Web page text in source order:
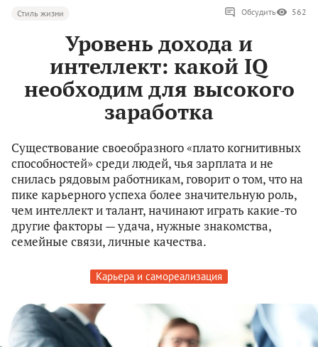
Стиль жизни Обсудить 562
Уровень дохода и
интеллект: какой IQ
необходим для высокого
заработка
Существование своеобразного «плато когнитивных
способностей» среди людей, чья зарплата и не
снилась рядовым работникам, говорит о том, что на
пике карьерного успеха более значительную роль,
чем интеллект и талант, начинают играть какие-то
другие факторы — удача, нужные знакомства,
семейные связи, личные качества.
Карьера и самореализация